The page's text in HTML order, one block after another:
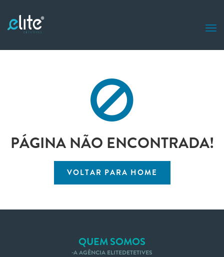
PÁGINA NÃO ENCONTRADA!
VOLTAR PARA HOME
QUEM SOMOS
A AGÊNCIA ELITEDETETIVES